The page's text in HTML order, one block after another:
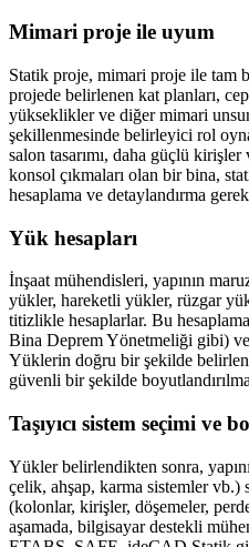
Mimari proje ile uyum
Statik proje, mimari proje ile tam
projede belirlenen kat planları,
yükseklikler ve diğer mimari
şekillenmesinde belirleyici rol
salon tasarımı, daha güçlü
konsol çıkmaları olan bir bina,
hesaplama ve detaylandırma
Yük hesapları
İnşaat mühendisleri, yapının
yükler, hareketli yükler, rüzgar
titizlikle hesaplarlar. Bu
Bina Deprem Yönetmeliği gibi)
Yüklerin doğru bir şekilde
güvenli bir şekilde
Taşıyıcı sistem seçimi ve
Yükler belirlendikten sonra,
çelik, ahşap, karma sistemler vb.)
(kolonlar, kirişler, döşemeler,
aşamada, bilgisayar destekli